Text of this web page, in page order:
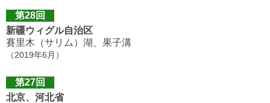
第28回
新疆ウィグル自治区
賽里木（サリム）湖、果子溝
（2019年6月）
第27回
北京、河北省